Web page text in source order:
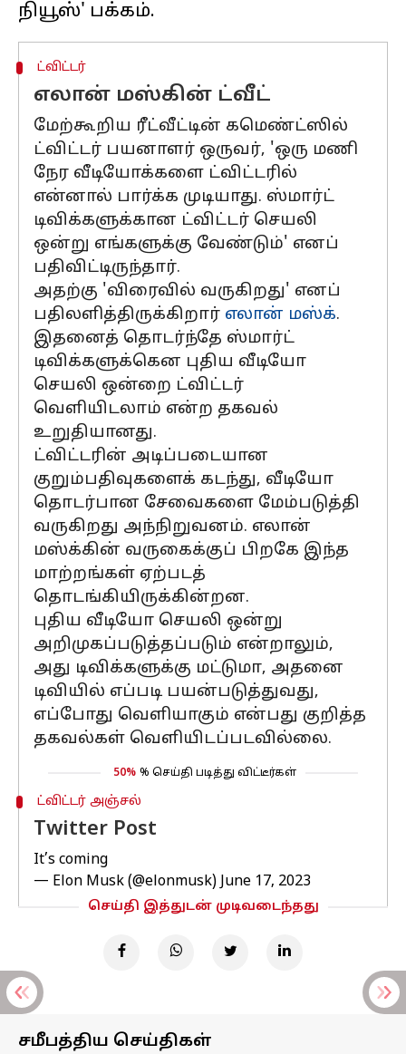
ட்விட்டர்
எலான் மஸ்கின் ட்வீட்
மேற்கூறிய ரீட்வீட்டின் கமெண்ட்ஸில்
ட்விட்டர் பயனாளர் ஒருவர், 'ஒரு மணி
நேர வீடியோக்களை ட்விட்டரில்
என்னால் பார்க்க முடியாது. ஸ்மார்ட்
டிவிக்களுக்கான ட்விட்டர் செயலி
ஒன்று எங்களுக்கு வேண்டும்' எனப்
பதிவிட்டிருந்தார்.
அதற்கு 'விரைவில் வருகிறது' எனப்
பதிலளித்திருக்கிறார் எலான் மஸ்க்.
இதனைத் தொடர்ந்தே ஸ்மார்ட்
டிவிக்களுக்கென புதிய வீடியோ
செயலி ஒன்றை ட்விட்டர்
வெளியிடலாம் என்ற தகவல்
உறுதியானது.
ட்விட்டரின் அடிப்படையான
குறும்பதிவுகளைக் கடந்து, வீடியோ
தொடர்பான சேவைகளை மேம்படுத்தி
வருகிறது அந்நிறுவனம். எலான்
மஸ்க்கின் வருகைக்குப் பிறகே இந்த
மாற்றங்கள் ஏற்படத்
தொடங்கியிருக்கின்றன.
புதிய வீடியோ செயலி ஒன்று
அறிமுகப்படுத்தப்படும் என்றாலும்,
அது டிவிக்களுக்கு மட்டுமா, அதனை
டிவியில் எப்படி பயன்படுத்துவது,
எப்போது வெளியாகும் என்பது குறித்த
தகவல்கள் வெளியிடப்படவில்லை.
50% % செய்தி படித்து விட்டீர்கள்
ட்விட்டர் அஞ்சல்
Twitter Post
It’s coming
— Elon Musk (@elonmusk) June 17, 2023
செய்தி இத்துடன் முடிவடைந்தது
சமீபத்திய செய்திகள்